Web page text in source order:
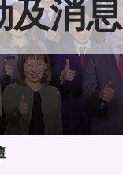
及消息